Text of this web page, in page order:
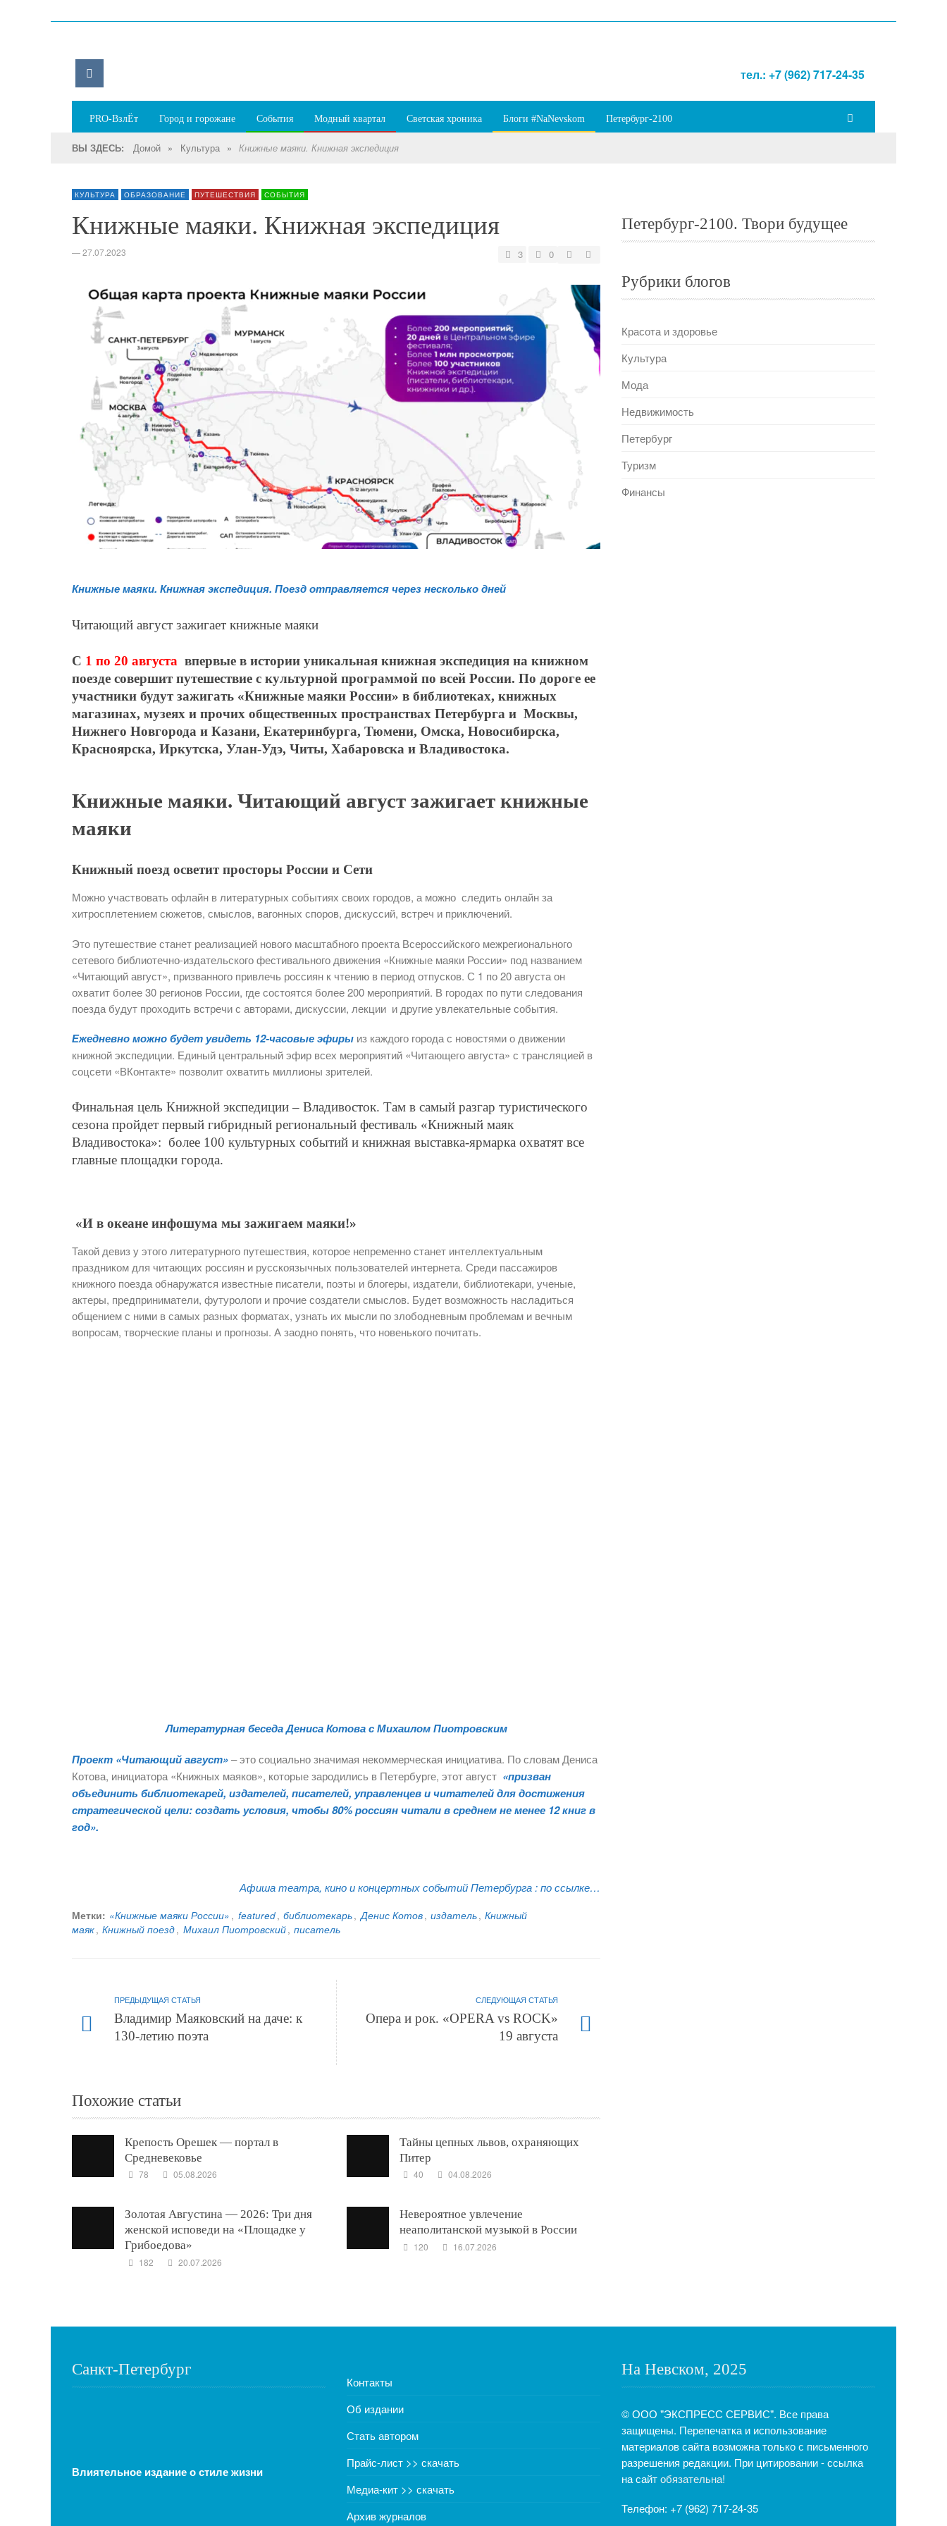
тел.: +7 (962) 717-24-35
PRO-ВзлЁт Город и горожане События Модный квартал Светская хроника Блоги #NaNevskom Петербург-2100
ВЫ ЗДЕСЬ: Домой » Культура » Книжные маяки. Книжная экспедиция
КУЛЬТУРА ОБРАЗОВАНИЕ ПУТЕШЕСТВИЯ СОБЫТИЯ
Книжные маяки. Книжная экспедиция
—27.07.2023 3 0
Книжные маяки. Книжная экспедиция. Поезд отправляется через несколько дней
Читающий август зажигает книжные маяки
С 1 по 20 августа впервые в истории уникальная книжная экспедиция на книжном
поезде совершит путешествие с культурной программой по всей России. По дороге ее
участники будут зажигать «Книжные маяки России» в библиотеках, книжных
магазинах, музеях и прочих общественных пространствах Петербурга и Москвы,
Нижнего Новгорода и Казани, Екатеринбурга, Тюмени, Омска, Новосибирска,
Красноярска, Иркутска, Улан-Удэ, Читы, Хабаровска и Владивостока.
Книжные маяки. Читающий август зажигает книжные
маяки
Книжный поезд осветит просторы России и Сети
Можно участвовать офлайн в литературных событиях своих городов, а можно следить онлайн за
хитросплетением сюжетов, смыслов, вагонных споров, дискуссий, встреч и приключений.
Это путешествие станет реализацией нового масштабного проекта Всероссийского межрегионального
сетевого библиотечно-издательского фестивального движения «Книжные маяки России» под названием
«Читающий август», призванного привлечь россиян к чтению в период отпусков. С 1 по 20 августа он
охватит более 30 регионов России, где состоятся более 200 мероприятий. В городах по пути следования
поезда будут проходить встречи с авторами, дискуссии, лекции и другие увлекательные события.
Ежедневно можно будет увидеть 12-часовые эфиры из каждого города с новостями о движении
книжной экспедиции. Единый центральный эфир всех мероприятий «Читающего августа» с трансляцией в
соцсети «ВКонтакте» позволит охватить миллионы зрителей.
Финальная цель Книжной экспедиции – Владивосток. Там в самый разгар туристического
сезона пройдет первый гибридный региональный фестиваль «Книжный маяк
Владивостока»: более 100 культурных событий и книжная выставка-ярмарка охватят все
главные площадки города.
«И в океане инфошума мы зажигаем маяки!»
Такой девиз у этого литературного путешествия, которое непременно станет интеллектуальным
праздником для читающих россиян и русскоязычных пользователей интернета. Среди пассажиров
книжного поезда обнаружатся известные писатели, поэты и блогеры, издатели, библиотекари, ученые,
актеры, предприниматели, футурологи и прочие создатели смыслов. Будет возможность насладиться
общением с ними в самых разных форматах, узнать их мысли по злободневным проблемам и вечным
вопросам, творческие планы и прогнозы. А заодно понять, что новенького почитать.
Литературная беседа Дениса Котова с Михаилом Пиотровским
Проект «Читающий август»– это социально значимая некоммерческая инициатива. По словам Дениса
Котова, инициатора «Книжных маяков», которые зародились в Петербурге, этот август «призван
объединить библиотекарей, издателей, писателей, управленцев и читателей для достижения
стратегической цели: создать условия, чтобы 80% россиян читали в среднем не менее 12 книг в
год».
Афиша театра, кино и концертных событий Петербурга :по ссылке…
Метки: «Книжные маяки России» , featured, библиотекарь, Денис Котов, издатель, Книжный
маяк, Книжный поезд, Михаил Пиотровский, писатель
ПРЕДЫДУЩАЯ СТАТЬЯ
Владимир Маяковский на даче: к
130-летию поэта
СЛЕДУЮЩАЯ СТАТЬЯ
Опера и рок. «OPERA vs ROCK»
19 августа
Похожие статьи
Крепость Орешек — портал в
Средневековье
78 05.08.2026
Тайны цепных львов, охраняющих
Питер
40 04.08.2026
Золотая Августина — 2026: Три дня
женской исповеди на «Площадке у
Грибоедова»
182 20.07.2026
Невероятное увлечение
неаполитанской музыкой в России
120 16.07.2026
Петербург-2100. Твори будущее
Рубрики блогов
Красота и здоровье
Культура
Мода
Недвижимость
Петербург
Туризм
Финансы
Санкт-Петербург
Влиятельное издание о стиле жизни
Контакты
Об издании
Стать автором
Прайс-лист >> скачать
Медиа-кит >> скачать
Архив журналов
На Невском, 2025
© ООО "ЭКСПРЕСС СЕРВИС". Все права
защищены. Перепечатка и использование
материалов сайта возможна только с письменного
разрешения редакции. При цитировании - ссылка
на сайтобязательна!
Телефон: +7 (962) 717-24-35